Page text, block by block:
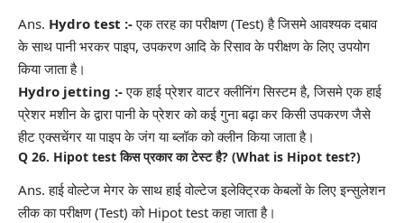
Ans. Hydro test :-एक तरह का परीक्षण (Test) है जिसमे आवश्यक दबाव
के साथ पानी भरकर पाइप, उपकरण आदि के रिसाव के परीक्षण के लिए उपयोग
किया जाता है।
Hydro jetting :-एक हाई प्रेशर वाटर क्लीनिंग सिस्टम है, जिसमे एक हाई
प्रेशर मशीन के द्वारा पानी के प्रेशर को कई गुना बढ़ा कर किसी उपकरण जैसे
हीट एक्सचेंगर या पाइप के जंग या ब्लॉक को क्लीन किया जाता है।
Q 26. Hipot test किस प्रकार का टेस्ट है? (What is Hipot test?)
Ans. हाई वोल्टेज मेगर के साथ हाई वोल्टेज इलेक्ट्रिक केबलों के लिए इन्सुलेशन
लीक का परीक्षण (Test) को Hipot test कहा जाता है।